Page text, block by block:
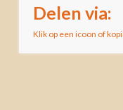
Delen via:
Klik op een icoon of